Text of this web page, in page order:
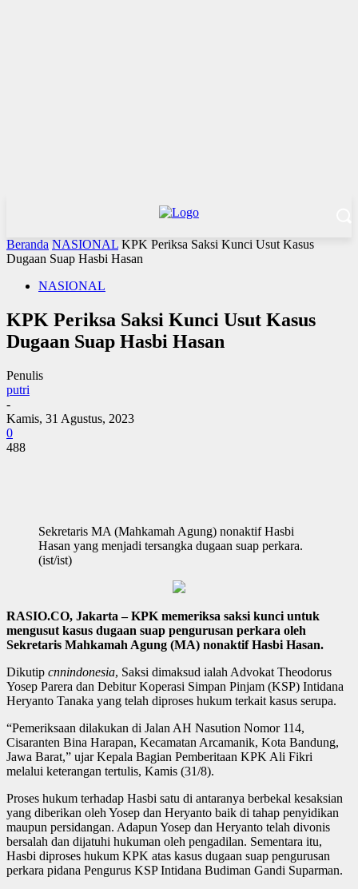
Beranda NASIONAL KPK Periksa Saksi Kunci Usut Kasus
Dugaan Suap Hasbi Hasan
NASIONAL
KPK Periksa Saksi Kunci Usut Kasus
Dugaan Suap Hasbi Hasan
Penulis
putri
-
Kamis, 31 Agustus, 2023
0
488
Sekretaris MA (Mahkamah Agung) nonaktif Hasbi
Hasan yang menjadi tersangka dugaan suap perkara.
(ist/ist)
RASIO.CO, Jakarta – KPK memeriksa saksi kunci untuk
mengusut kasus dugaan suap pengurusan perkara oleh
Sekretaris Mahkamah Agung (MA) nonaktif Hasbi Hasan.
Dikutip cnnindonesia, Saksi dimaksud ialah Advokat Theodorus
Yosep Parera dan Debitur Koperasi Simpan Pinjam (KSP) Intidana
Heryanto Tanaka yang telah diproses hukum terkait kasus serupa.
“Pemeriksaan dilakukan di Jalan AH Nasution Nomor 114,
Cisaranten Bina Harapan, Kecamatan Arcamanik, Kota Bandung,
Jawa Barat,” ujar Kepala Bagian Pemberitaan KPK Ali Fikri
melalui keterangan tertulis, Kamis (31/8).
Proses hukum terhadap Hasbi satu di antaranya berbekal kesaksian
yang diberikan oleh Yosep dan Heryanto baik di tahap penyidikan
maupun persidangan. Adapun Yosep dan Heryanto telah divonis
bersalah dan dijatuhi hukuman oleh pengadilan. Sementara itu,
Hasbi diproses hukum KPK atas kasus dugaan suap pengurusan
perkara pidana Pengurus KSP Intidana Budiman Gandi Suparman.